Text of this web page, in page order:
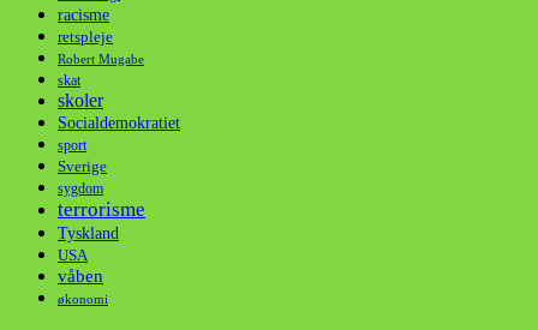
racisme
retspleje
Robert Mugabe
skat
skoler
Socialdemokratiet
sport
Sverige
sygdom
terrorisme
Tyskland
USA
våben
økonomi